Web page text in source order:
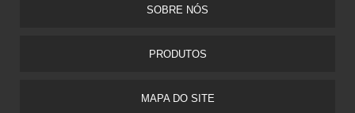
SOBRE NÓS
PRODUTOS
MAPA DO SITE